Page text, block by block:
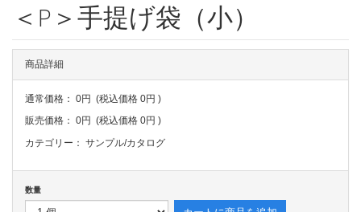
＜P＞手提げ袋（小）
商品詳細
通常価格： 0円 (税込価格 0円 )
販売価格： 0円 (税込価格 0円 )
カテゴリー： サンプル/カタログ
数量